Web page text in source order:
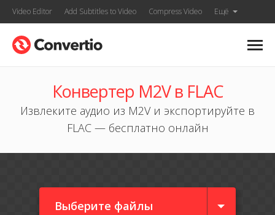
Video Editor Add Subtitles to Video Compress Video Ещё
Конвертер M2V в FLAC
Извлеките аудио из M2V и экспортируйте в
FLAC — бесплатно онлайн
Выберите файлы